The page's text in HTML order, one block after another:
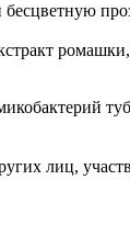
лиц,